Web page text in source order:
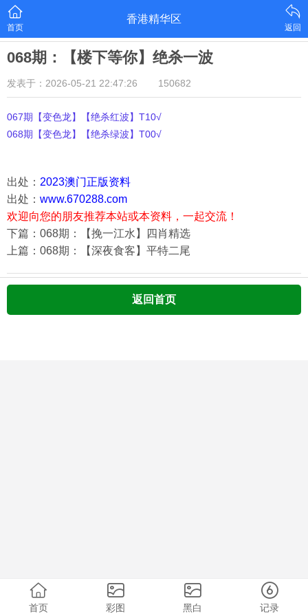
首页
香港精华区
返回
068期：【楼下等你】绝杀一波
发表于：2026-05-21 22:47:26 150682
067期【变色龙】【绝杀红波】T10√
068期【变色龙】【绝杀绿波】T00√
出处： 2023澳门正版资料
出处： www.670288.com
欢迎向您的朋友推荐本站或本资料，一起交流！
下篇：068期：【挽一江水】四肖精选
上篇：068期：【深夜食客】平特二尾
返回首页
首页 彩图 黑白 记录